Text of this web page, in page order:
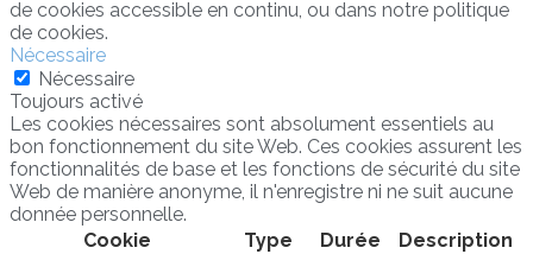
de cookies accessible en continu, ou dans notre politique
de cookies.
Nécessaire
Nécessaire
Toujours activé
Les cookies nécessaires sont absolument essentiels au
bon fonctionnement du site Web. Ces cookies assurent les
fonctionnalités de base et les fonctions de sécurité du site
Web de manière anonyme, il n'enregistre ni ne suit aucune
donnée personnelle.
Cookie
Type Durée Description